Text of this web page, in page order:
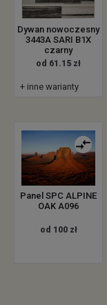
Dywan nowoczesny
3443A SARI B1X
czarny
od 61.15 zł
+ inne warianty
Panel SPC ALPINE
OAK A096
od 100 zł